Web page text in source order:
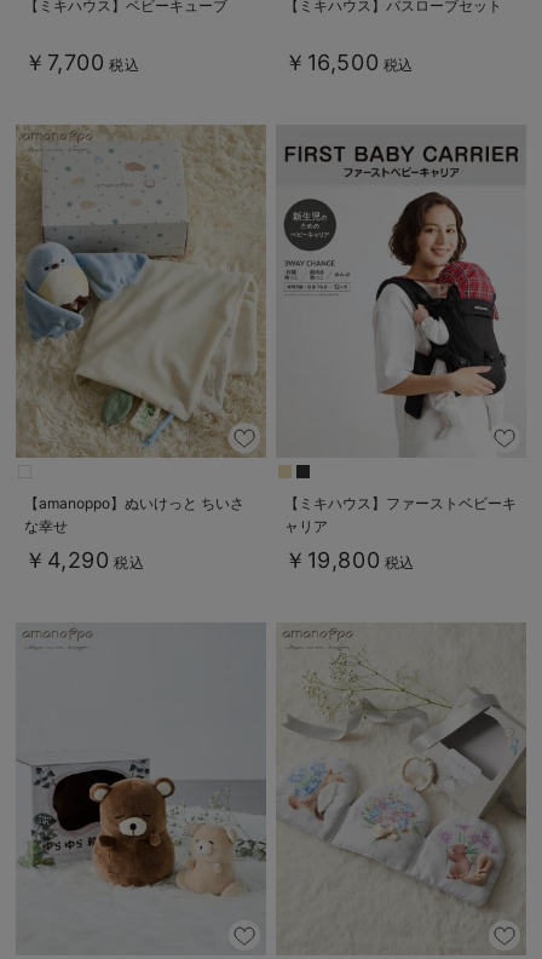
【ミキハウス】ベビーキューブ
￥7,700 税込
【ミキハウス】バスローブセット
￥16,500 税込
【amanoppo】ぬいけっと ちいさ
な幸せ
￥4,290 税込
【ミキハウス】ファーストベビーキ
ャリア
￥19,800 税込